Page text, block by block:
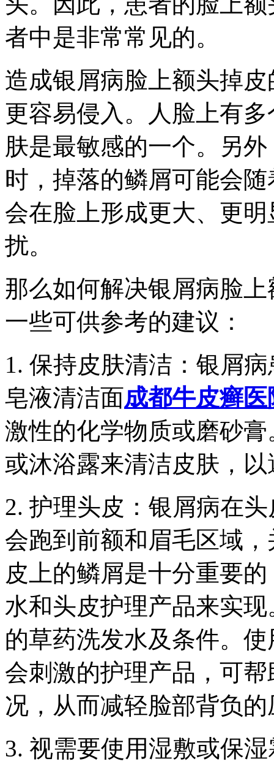
者中是非常常见的。
造成银屑病脸上额头掉
更容易侵入。人脸上有
肤是最敏感的一个。另
时，掉落的鳞屑可能会
会在脸上形成更大、更
扰。
那么如何解决银屑病脸
一些可供参考的建议：
1. 保持皮肤清洁：银屑
皂液清洁面成都牛皮癣医
激性的化学物质或磨砂
或沐浴露来清洁皮肤，
2. 护理头皮：银屑病在
会跑到前额和眉毛区域
皮上的鳞屑是十分重要
水和头皮护理产品来实
的草药洗发水及条件。
会刺激的护理产品，可
况，从而减轻脸部背负的
3. 视需要使用湿敷或保